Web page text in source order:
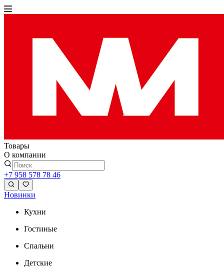
Товары
О компании
+7 958 578 78 46
Новинки
Кухни
Гостиные
Спальни
Детские